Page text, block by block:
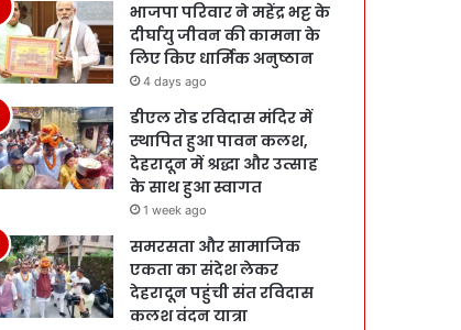
भाजपा परिवार ने महेंद्र भट्ट के
दीर्घायु जीवन की कामना के
लिए किए धार्मिक अनुष्ठान
4 days ago
डीएल रोड रविदास मंदिर में
स्थापित हुआ पावन कलश,
देहरादून में श्रद्धा और उत्साह
के साथ हुआ स्वागत
1 week ago
समरसता और सामाजिक
एकता का संदेश लेकर
देहरादून पहुंची संत रविदास
कलश वंदन यात्रा